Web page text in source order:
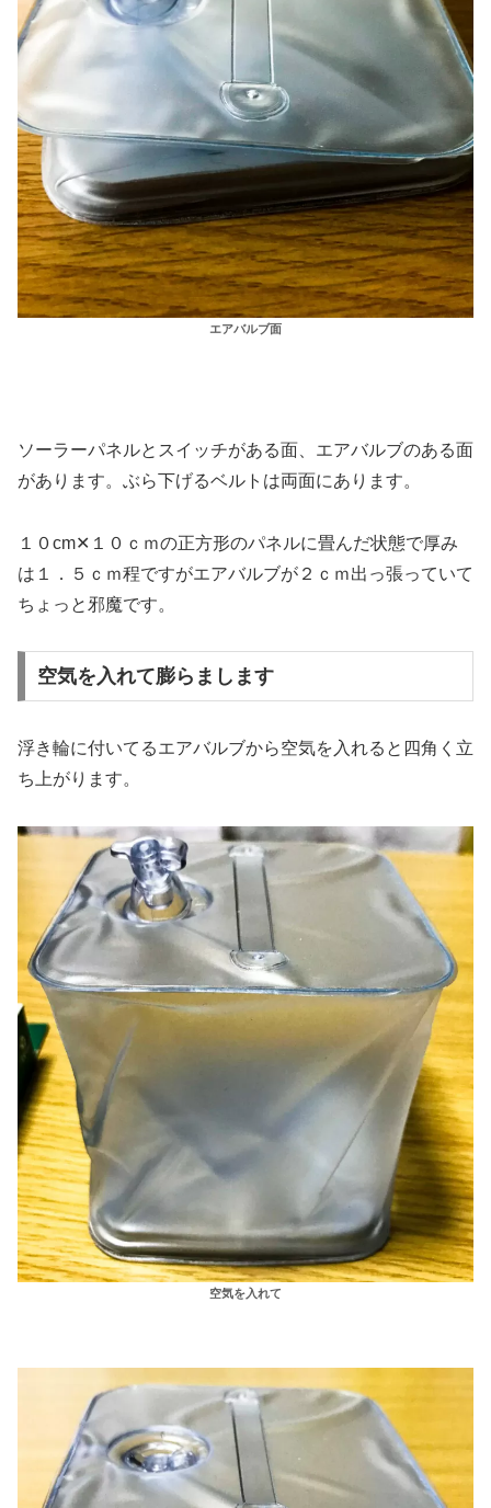
エアバルブ面
ソーラーパネルとスイッチがある面、エアバルブのある面
があります。ぶら下げるベルトは両面にあります。
１０cm✕１０ｃｍの正方形のパネルに畳んだ状態で厚み
は１．５ｃｍ程ですがエアバルブが２ｃｍ出っ張っていて
ちょっと邪魔です。
空気を入れて膨らまします
浮き輪に付いてるエアバルブから空気を入れると四角く立
ち上がります。
空気を入れて